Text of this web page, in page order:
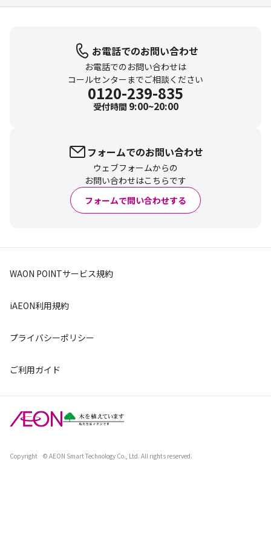
お電話でのお問い合わせ
お電話でのお問い合わせは
コールセンターまでご相談ください
0120-239-835
受付時間 9:00~20:00
フォームでのお問い合わせ
ウェブフォームからの
お問い合わせはこちらです
フォームで問い合わせする
WAON POINTサービス規約
iAEON利用規約
プライバシーポリシー
ご利用ガイド
Copyright © AEON Smart Technology Co., Ltd. All rights reserved.